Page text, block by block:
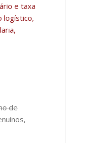
e taxa
logístico,
de